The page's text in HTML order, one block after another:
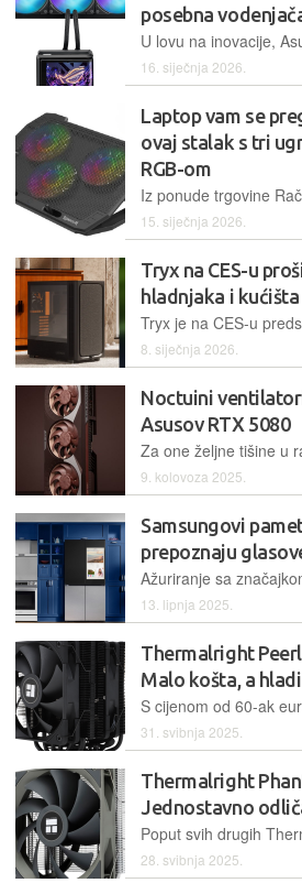
posebna
16. siječnja 2026.
Laptop vam se
ovaj stalak s tri
RGB-om
15. siječnja 2026.
Tryx na CES-u
hladnjaka i kućišta
8. siječnja 2026.
Noctuini
Asusov RTX 5080
9. kolovoza 2025.
Samsungovi
prepoznaju
13. lipnja 2025.
Thermalright
Malo košta, a
31. svibnja 2025.
Thermalright
Jednostavno
28. svibnja 2025.